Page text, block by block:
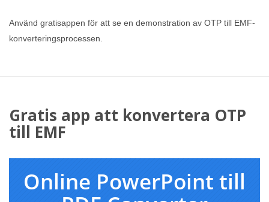
Använd gratisappen för att se en demonstration av OTP till EMF-
konverteringsprocessen.
Gratis app att konvertera OTP
till EMF